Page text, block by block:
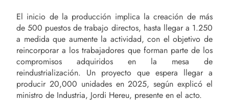
El inicio de la producción implica la creación de más
de 500 puestos de trabajo directos, hasta llegar a 1.250
a medida que aumente la actividad, con el objetivo de
reincorporar a los trabajadores que forman parte de los
compromisos adquiridos en la mesa de
reindustrialización. Un proyecto que espera llegar a
producir 20,000 unidades en 2025, según explicó el
ministro de Industria, Jordi Hereu, presente en el acto.